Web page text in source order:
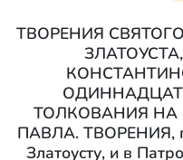
ТВОРЕНИЯ
ТОЛКОВАНИЯ
ПАВЛА. ТВОРЕНИЯ,
Златоусту, и в